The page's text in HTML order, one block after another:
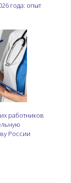
года: опыт
работников
России